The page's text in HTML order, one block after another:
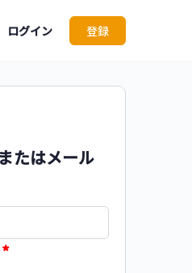
ログイン 登録
たはメール
*